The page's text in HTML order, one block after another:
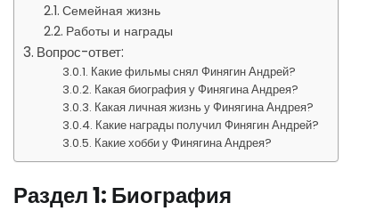
Семейная жизнь
Работы и награды
Вопрос-ответ:
Какие фильмы снял Финягин Андрей?
Какая биография у Финягина Андрея?
Какая личная жизнь у Финягина Андрея?
Какие награды получил Финягин Андрей?
Какие хобби у Финягина Андрея?
Раздел 1: Биография